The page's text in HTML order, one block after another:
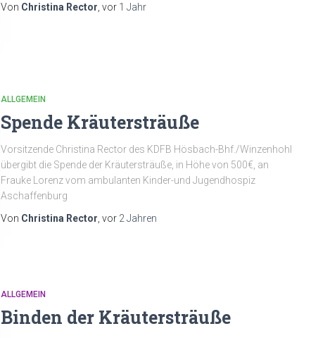
Von Christina Rector , vor 1 Jahr
ALLGEMEIN
Spende Kräutersträuße
Vorsitzende Christina Rector des KDFB Hösbach-Bhf./Winzenhohl
übergibt die Spende der Kräutersträuße, in Höhe von 500€, an
Frauke Lorenz vom ambulanten Kinder-und Jugendhospiz
Aschaffenburg
Von Christina Rector , vor 2 Jahren
ALLGEMEIN
Binden der Kräutersträuße